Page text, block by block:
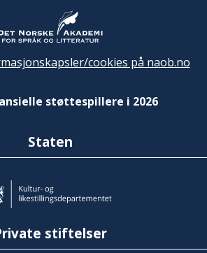
cookies på naob.no
støttespillere i 2026
Staten
stiftelser